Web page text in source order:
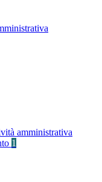
amministrativa
1